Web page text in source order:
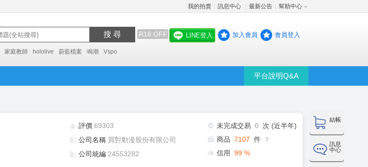
我的拍賣 訊息中心 最新公告 幫助中心
搜 尋 R18 OFF
家庭教師 hololive 蔚藍檔案 鳴潮 Vspo
LINE登入 加入會員 會員登入
平台說明Q&A
結帳
訊息
中心
評價 69303
公司名稱 買對動漫股份有限公司
公司統編 24553282
未完成交易 0
次 (近半年)
商品 7107 件 ❔
信用 99 %